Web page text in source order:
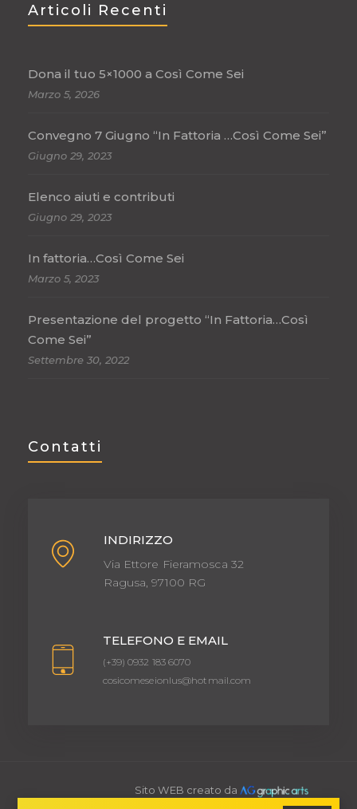
Articoli Recenti
Dona il tuo 5×1000 a Così Come Sei
Marzo 5, 2026
Convegno 7 Giugno “In Fattoria …Così Come Sei”
Giugno 29, 2023
Elenco aiuti e contributi
Giugno 29, 2023
In fattoria…Così Come Sei
Marzo 5, 2023
Presentazione del progetto “In Fattoria…Così
Come Sei”
Settembre 30, 2022
Contatti
INDIRIZZO
Via Ettore Fieramosca 32
Ragusa, 97100 RG
TELEFONO E EMAIL
(+39) 0932 183 6070
cosicomeseionlus@hotmail.com
Sito WEB creato da